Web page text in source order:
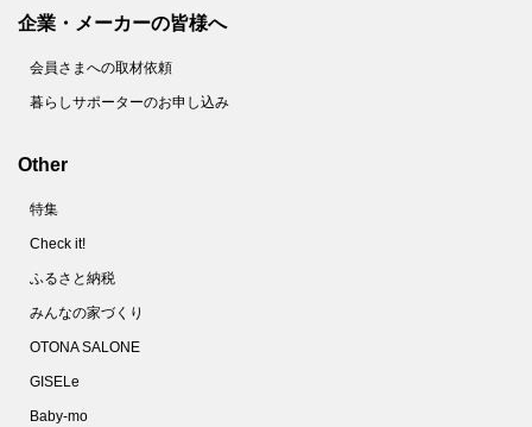
企業・メーカーの皆様へ
会員さまへの取材依頼
暮らしサポーターのお申し込み
Other
特集
Check it!
ふるさと納税
みんなの家づくり
OTONA SALONE
GISELe
Baby-mo